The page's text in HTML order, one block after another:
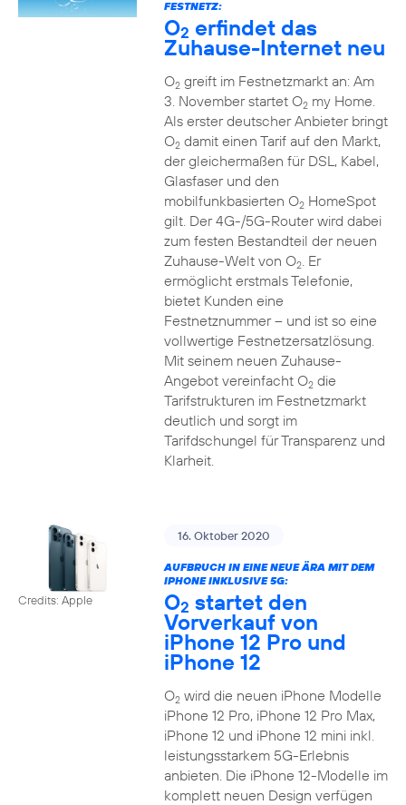
FESTNETZ:
O2 erfindet das
Zuhause-Internet neu
O2greift im Festnetzmarkt an: Am
3. November startet O2my Home.
Als erster deutscher Anbieter bringt
O2damit einen Tarif auf den Markt,
der gleichermaßen für DSL, Kabel,
Glasfaser und den
mobilfunkbasierten O2HomeSpot
gilt. Der 4G-/5G-Router wird dabei
zum festen Bestandteil der neuen
Zuhause-Welt von O2. Er
ermöglicht erstmals Telefonie,
bietet Kunden eine
Festnetznummer – und ist so eine
vollwertige Festnetzersatzlösung.
Mit seinem neuen Zuhause-
Angebot vereinfacht O2die
Tarifstrukturen im Festnetzmarkt
deutlich und sorgt im
Tarifdschungel für Transparenz und
Klarheit.
Credits: Apple
16. Oktober 2020
AUFBRUCH IN EINE NEUE ÄRA MIT DEM
IPHONE INKLUSIVE 5G:
O2 startet den
Vorverkauf von
iPhone 12 Pro und
iPhone 12
O2wird die neuen iPhone Modelle
iPhone 12 Pro, iPhone 12 Pro Max,
iPhone 12 und iPhone 12 mini inkl.
leistungsstarkem 5G-Erlebnis
anbieten. Die iPhone 12-Modelle im
komplett neuen Design verfügen